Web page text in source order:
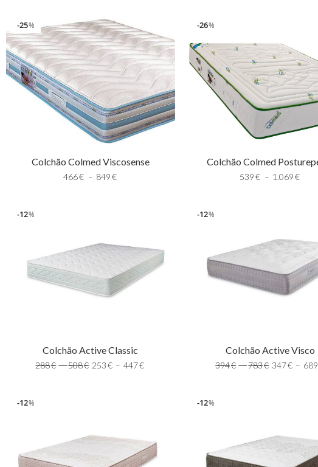
%
25
Colchão Colmed Viscosense
466€ – 849€
%
26
Colchão Colmed
539€ – 1.069€
%
12
Colchão Active Classic
288€ –508€ 253 € – 447€
%
12
Colchão Active Visco
394€ –783€ 347€ – 689
%
12 %
12